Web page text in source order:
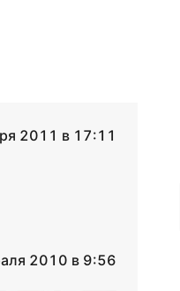
2011 в 17:11
2010 в 9:56